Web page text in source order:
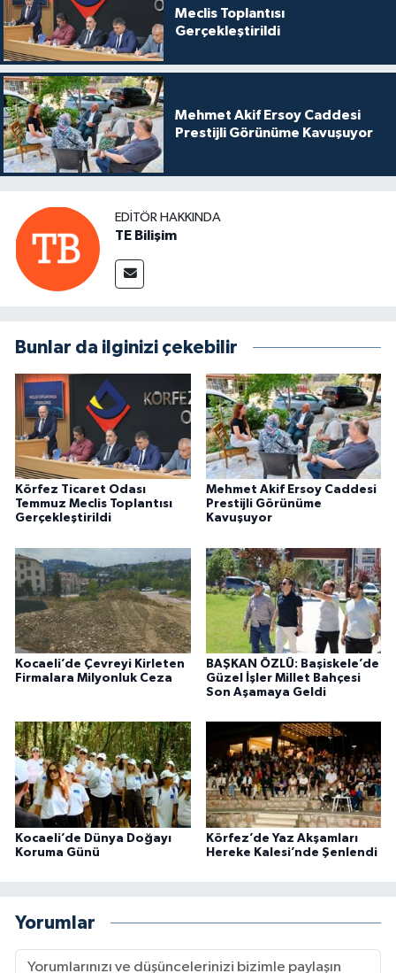
Meclis Toplantısı
Gerçekleştirildi
Mehmet Akif Ersoy Caddesi
Prestijli Görünüme Kavuşuyor
EDITÖR HAKKINDA
TE Bilişim
Bunlar da ilginizi çekebilir
Körfez Ticaret Odası
Temmuz Meclis Toplantısı
Gerçekleştirildi
Mehmet Akif Ersoy Caddesi
Prestijli Görünüme
Kavuşuyor
Kocaeli’de Çevreyi Kirleten
Firmalara Milyonluk Ceza
BAŞKAN ÖZLÜ: Başiskele’de
Güzel İşler Millet Bahçesi
Son Aşamaya Geldi
Kocaeli’de Dünya Doğayı
Koruma Günü
Körfez’de Yaz Akşamları
Hereke Kalesi’nde Şenlendi
Yorumlar